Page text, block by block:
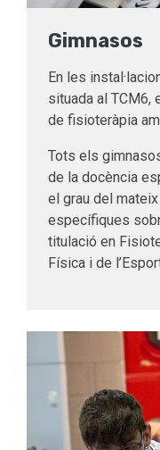
Gimnasos
En les
situada al TCM6,
de fisioteràpia
Tots els
de la docència
el grau del
específiques
titulació en
Física i de